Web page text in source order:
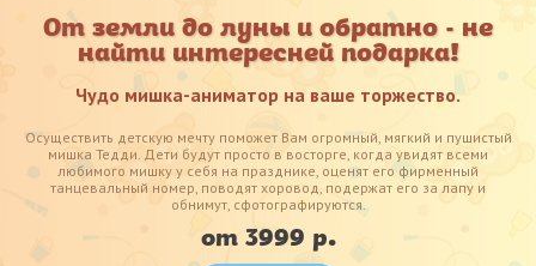
От земли до луны и обратно - не
найти интересней подарка!
Чудо мишка-аниматор на ваше торжество.
Осуществить детскую мечту поможет Вам огромный, мягкий и пушистый
мишка Тедди. Дети будут просто в восторге, когда увидят всеми
любимого мишку у себя на празднике, оценят его фирменный
танцевальный номер, поводят хоровод, подержат его за лапу и
обнимут, сфотографируются.
от 3999 р.